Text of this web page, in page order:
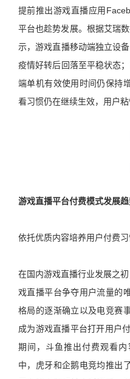
提前推出游戏直播应用
平台也趁势发展。根据艾瑞
示，游戏直播移动端独立设
疫情好转后回落至平稳状态
端单机有效使用时间仍保持
看习惯仍在继续生效，用户粘
游戏直播平台付费模式发展
依托优质内容培养用户付费
在国内游戏直播行业发展之
戏直播平台争夺用户流量的
格局的逐渐确立以及电竞赛
成为游戏直播平台打开用户
期间，斗鱼推出付费观看
中，虎牙和企鹅电竞均推出